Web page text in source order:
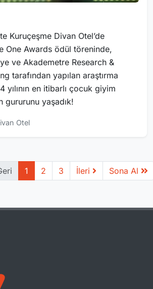
Kuruçeşme Divan Otel’de
One Awards ödül töreninde,
ve Akademetre Research &
tarafından yapılan araştırma
yılının en itibarlı çocuk giyim
gururunu yaşadık!
Otel
1 2 3 İleri Sona Al